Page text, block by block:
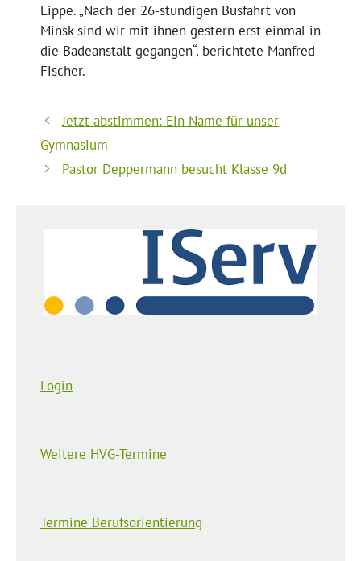
Lippe. „Nach der 26-stündigen Busfahrt von
Minsk sind wir mit ihnen gestern erst einmal in
die Badeanstalt gegangen“, berichtete Manfred
Fischer.
Jetzt abstimmen: Ein Name für unser
Gymnasium
Pastor Deppermann besucht Klasse 9d
Login
Weitere HVG-Termine
Termine Berufsorientierung